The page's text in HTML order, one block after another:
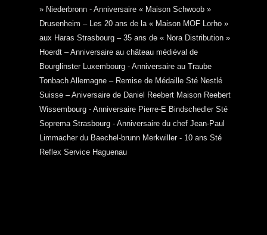
» Niederbronn - Anniversaire « Maison Schwoob »
Drusenheim – Les 20 ans de la « Maison MOF Lorho »
aux Haras Strasbourg – 35 ans de « Nora Distribution »
Hoerdt – Anniversaire au château médiéval de
Bourglinster Luxembourg - Anniversaire au Traube
Tonbach Allemagne – Remise de Médaille Sté Nestlé
Suisse – Aniversaire de Daniel Reebert Maison Reebert
Wissembourg - Anniversaire Pierre-E Bindschedler Sté
Soprema Strasbourg - Anniversaire du chef Jean-Paul
Limmacher du Baechel-brunn Merkwiller - 10 ans Sté
Reflex Service Haguenau